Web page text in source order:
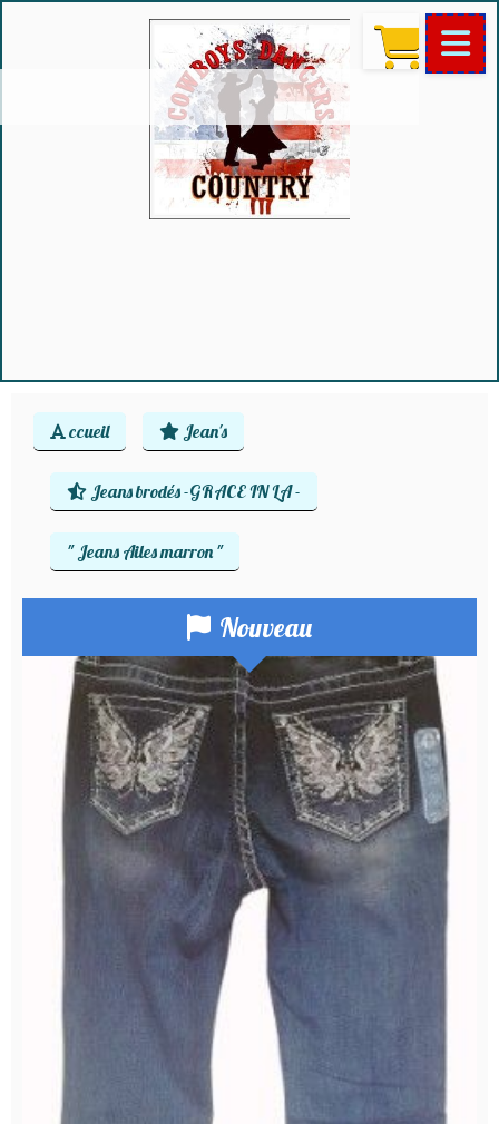
ccueil Jean's
Jeans brodés -GRACE IN LA -
" Jeans Ailes marron "
Nouveau